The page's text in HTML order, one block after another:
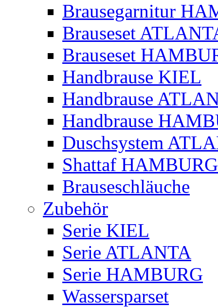
Brausegarnitur
Brauseset
Brauseset
Handbrause KIEL
Handbrause
Handbrause
Duschsystem
Shattaf HAMBURG
Brauseschläuche
Zubehör
Serie KIEL
Serie ATLANTA
Serie HAMBURG
Wassersparset